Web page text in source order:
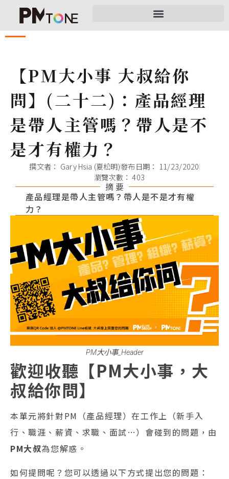
【PM大小事 大叔給你
問】(二十二)：產品經理
是帶人主管嗎？帶人是不
是才有權力？
撰文者： Gary Hsia (夏松明)發布日期： 11/23/2020
瀏覽次數： 403
摘 要
產品經理是帶人主管嗎？帶人是不是才有權
力？
PM大小事_Header
歡迎收聽【PM大小事，大
叔給你問】
本單元將針對PM（產品經理）在工作上（新手入
行、職涯、薪資、求職、面試…）會碰到的問題，由
PM大叔為您解惑。
如何提問呢？您可以透過以下方式提出您的問題：